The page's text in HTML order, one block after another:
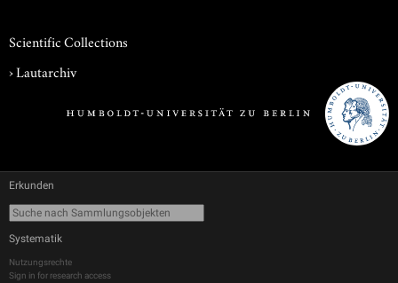
Scientific Collections
›Lautarchiv
Erkunden
Systematik
Nutzungsrechte
Sign in for research access